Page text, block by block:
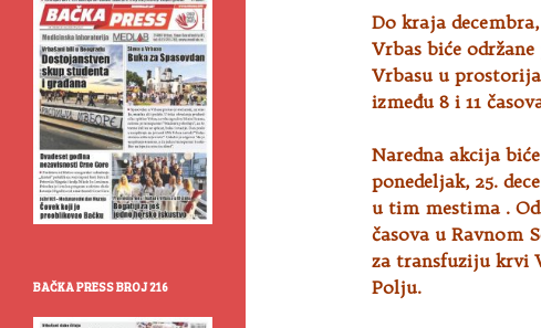
Do kraja
Vrbas biće
Vrbasu u
između 8 i 11
Naredna akcija
ponedeljak, 25.
u tim mestima .
časova u Ravnom
za transfuziju krvi
Polju.
BAČKA PRESS BROJ 216